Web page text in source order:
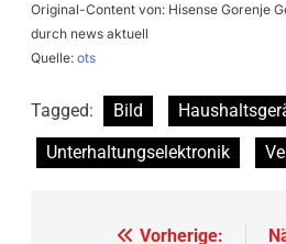
Original-Content von: Hisense Gorenje
durch news aktuell
Quelle: ots
Tagged: Bild
Unterhaltungselektronik
Vorherige: